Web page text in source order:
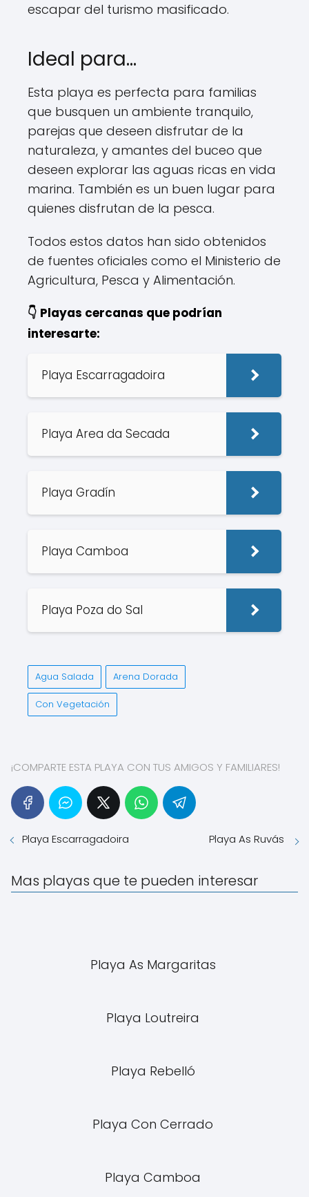
escapar del turismo masificado.
Ideal para...
Esta playa es perfecta para familias
que busquen un ambiente tranquilo,
parejas que deseen disfrutar de la
naturaleza, y amantes del buceo que
deseen explorar las aguas ricas en vida
marina. También es un buen lugar para
quienes disfrutan de la pesca.
Todos estos datos han sido obtenidos
de fuentes oficiales como el Ministerio de
Agricultura, Pesca y Alimentación.
👇 Playas cercanas que podrían
interesarte:
Playa Escarragadoira
Playa Area da Secada
Playa Gradín
Playa Camboa
Playa Poza do Sal
Agua Salada Arena Dorada
Con Vegetación
¡COMPARTE ESTA PLAYA CON TUS AMIGOS Y FAMILIARES!
Playa Escarragadoira Playa As Ruvás
Mas playas que te pueden interesar
Playa As Margaritas
Playa Loutreira
Playa Rebelló
Playa Con Cerrado
Playa Camboa